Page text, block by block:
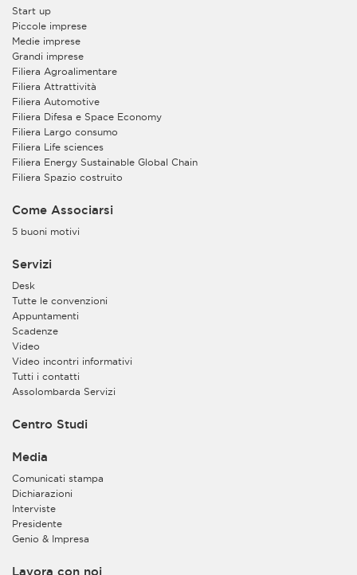
Start up
Piccole imprese
Medie imprese
Grandi imprese
Filiera Agroalimentare
Filiera Attrattività
Filiera Automotive
Filiera Difesa e Space Economy
Filiera Largo consumo
Filiera Life sciences
Filiera Energy Sustainable Global Chain
Filiera Spazio costruito
Come Associarsi
5 buoni motivi
Servizi
Desk
Tutte le convenzioni
Appuntamenti
Scadenze
Video
Video incontri informativi
Tutti i contatti
Assolombarda Servizi
Centro Studi
Media
Comunicati stampa
Dichiarazioni
Interviste
Presidente
Genio & Impresa
Lavora con noi